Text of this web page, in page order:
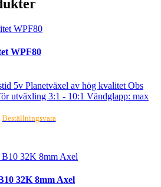
WPF80
5v Planetväxel av hög kvalitet Obs
utväxling 3:1 - 10:1 Vändglapp: max
Beställningsvara
32K 8mm Axel